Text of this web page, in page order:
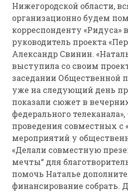
Нижегородской области,
организационно будем
корреспонденту «Ридуса»
руководитель проекта
Александр Свинин.
выступила со своим
заседании Общественной
уже на следующий день
показали сюжет в
федерального
проведения совместных
мероприятий у
«Делали совместную
мечты“ для
помочь Наталье
финансирование собрать.